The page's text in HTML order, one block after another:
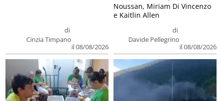
di
Cinzia Timpano
il 08/08/2026
di
Davide Pellegrino
il 08/08/2026
Noussan, Miriam Di Vincenzo
e Kaitlin Allen